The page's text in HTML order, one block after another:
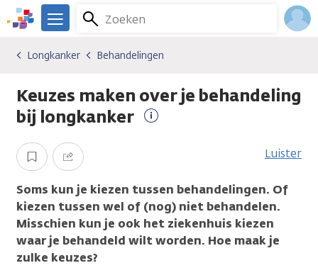
Overslaan
en
gaan
We
er
je.
Kanker.nl
Zoeken
Menu
Kankersoorten
Longkanker
Behandelingen
Longkanker Behandelingen
Keuzes maken over je behandeling
bij longkanker
Opslaan Delen Luister
Soms kun je kiezen tussen behandelingen. Of
kiezen tussen wel of (nog) niet behandelen.
Misschien kun je ook het ziekenhuis kiezen
waar je behandeld wilt worden. Hoe maak je
zulke keuzes?